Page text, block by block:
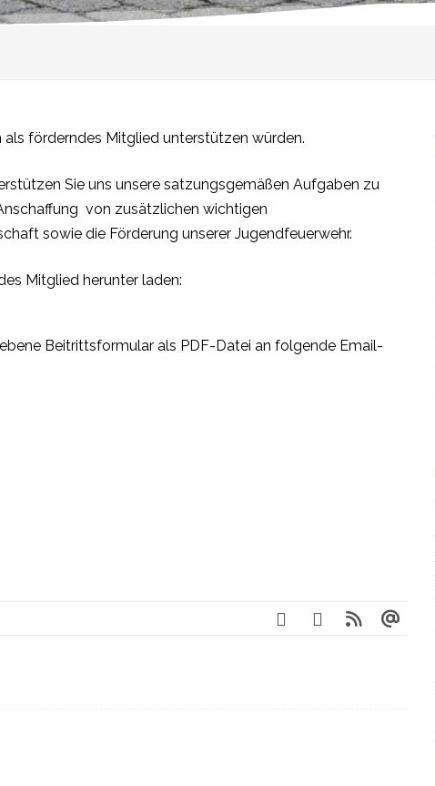
als förderndes Mitglied unterstützen würden.
Sie uns unsere satzungsgemäßen Aufgaben zu
von zusätzlichen wichtigen
sowie die Förderung unserer Jugendfeuerwehr.
Mitglied herunter laden:
Beitrittsformular als PDF-Datei an folgende Email-